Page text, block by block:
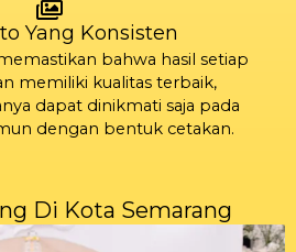
Yang Konsisten
bahwa hasil setiap
memiliki kualitas terbaik,
dapat dinikmati saja pada
dengan bentuk cetakan.
Di Kota Semarang